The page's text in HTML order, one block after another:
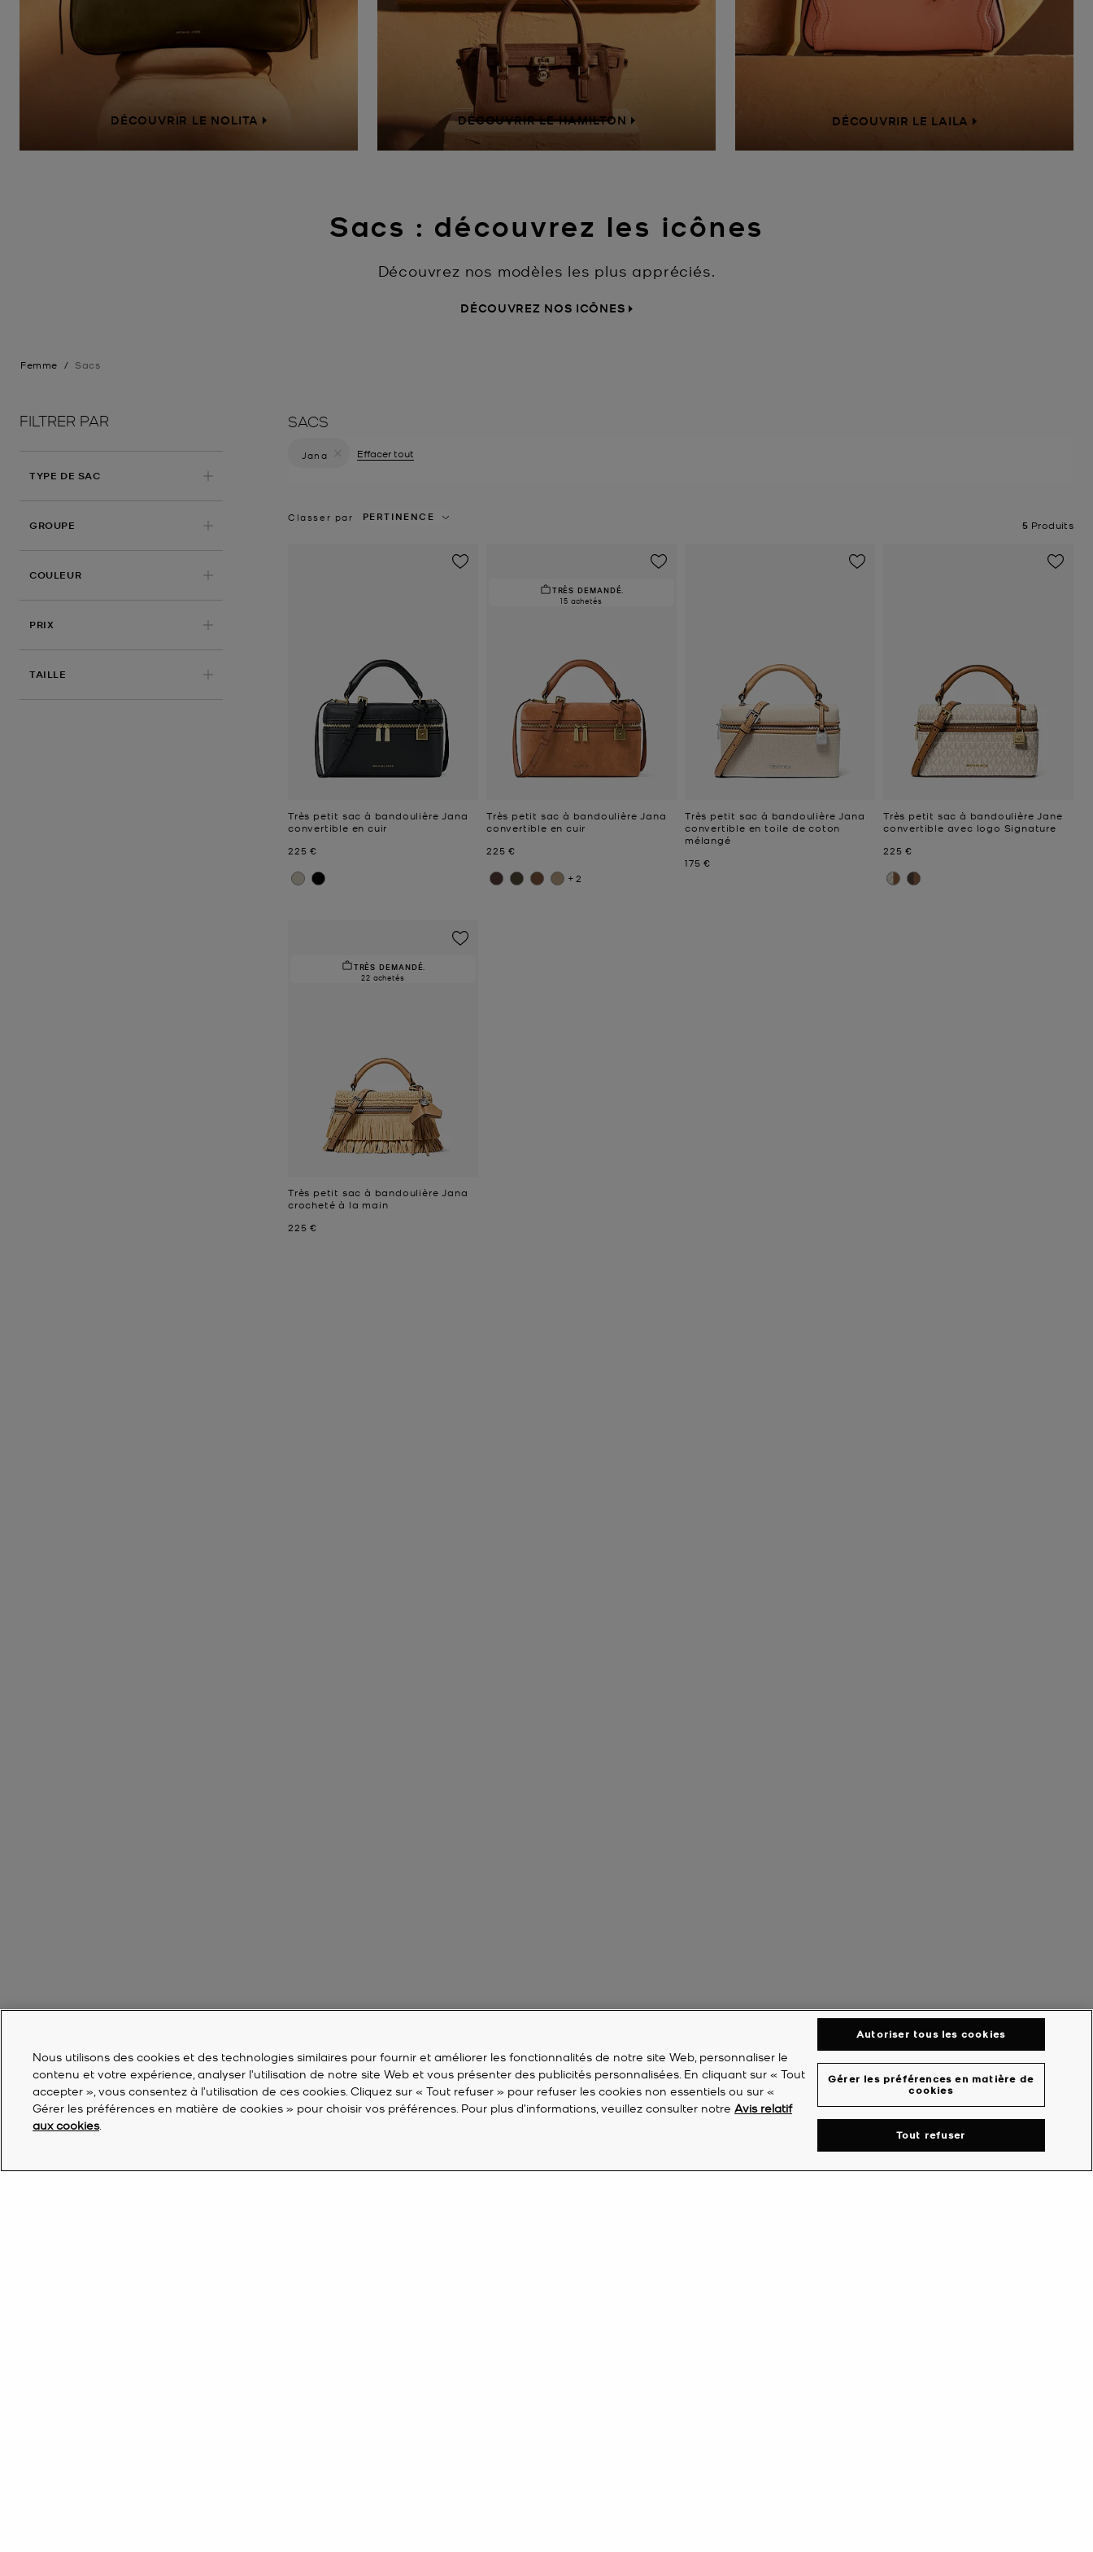
DÉCOUVRIR LE NOLITA DÉCOUVRIR LE HAMILTON DÉCOUVRIR LE LAILA
Sacs : découvrez les icônes
Découvrez nos modèles les plus appréciés.
DÉCOUVREZ NOS ICÔNES
Femme / Sacs
FILTRER PAR
TYPE DE SAC
GROUPE
COULEUR
PRIX
TAILLE
SACS
Jana
Effacer tout
Classer par PERTINENCE
5 Produits
Très petit sac à bandoulière Jana
convertible en cuir
Prix actuel
225 €
TRÈS DEMANDÉ.
15 achetés
Très petit sac à bandoulière Jana
convertible en cuir
Prix actuel
225 €
+2
Très petit sac à bandoulière Jana
convertible en toile de coton
mélangé
Prix actuel
175 €
Très petit sac à bandoulière Jane
convertible avec logo Signature
Prix actuel
225 €
TRÈS DEMANDÉ.
22 achetés
Très petit sac à bandoulière Jana
crocheté à la main
Prix actuel
225 €
Nous utilisons des cookies et des technologies similaires pour fournir et améliorer les fonctionnalités de notre site Web, personnaliser le
contenu et votre expérience, analyser l'utilisation de notre site Web et vous présenter des publicités personnalisées. En cliquant sur « Tout
accepter », vous consentez à l’utilisation de ces cookies. Cliquez sur « Tout refuser » pour refuser les cookies non essentiels ou sur «
Gérer les préférences en matière de cookies » pour choisir vos préférences. Pour plus d’informations, veuillez consulter notre Avis relatif
aux cookies.
Gérer les préférences en matière de
cookies
Tout refuser
Autoriser tous les cookies